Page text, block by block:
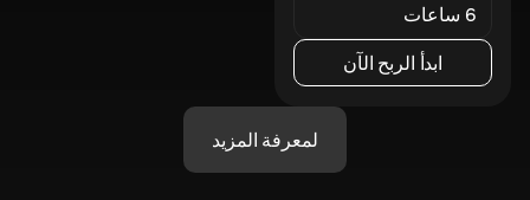
6 ساعات
ابدأ الربح الآن
لمعرفة المزيد